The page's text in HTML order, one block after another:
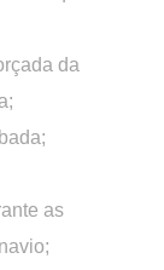
da
as